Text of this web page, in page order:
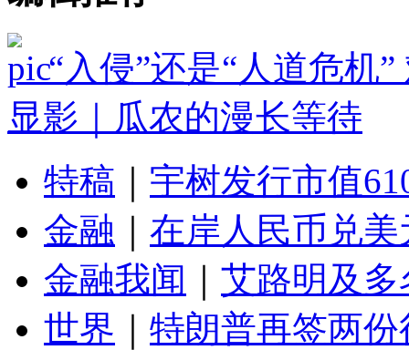
“入侵”还是“人道危机
显影｜瓜农的漫长等待
特稿
宇树发行市值
金融
在岸人民币兑
金融我闻
艾路明及
世界
特朗普再签两